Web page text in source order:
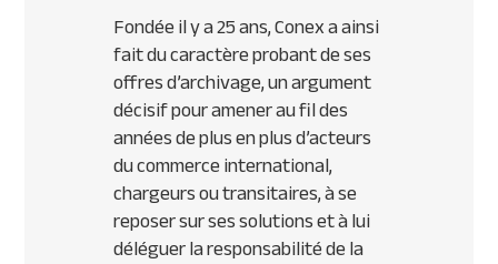
Fondée il y a 25 ans, Conex a ainsi
fait du caractère probant de ses
offres d’archivage, un argument
décisif pour amener au fil des
années de plus en plus d’acteurs
du commerce international,
chargeurs ou transitaires, à se
reposer sur ses solutions et à lui
déléguer la responsabilité de la